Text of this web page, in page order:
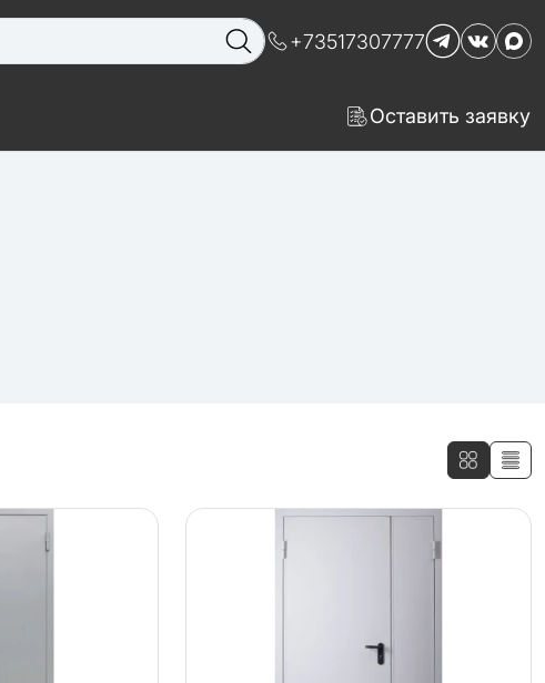
+73517307777
Оставить заявку